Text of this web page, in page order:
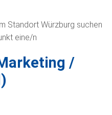
Standort Würzburg suchen
eine/n
/